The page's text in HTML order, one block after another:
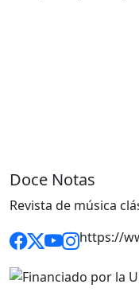
Doce Notas
Revista de música
https://